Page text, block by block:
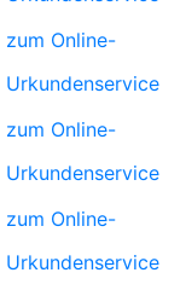
zum Online-
Urkundenservice
zum Online-
Urkundenservice
zum Online-
Urkundenservice